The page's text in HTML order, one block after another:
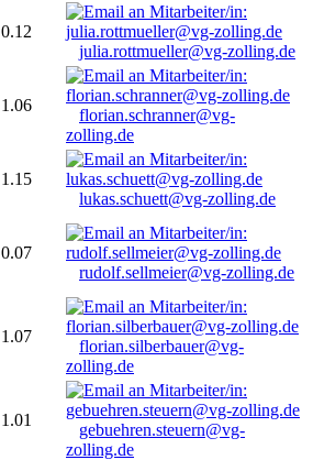
0.12
julia.rottmueller@vg-zolling.de
1.06
florian.schranner@vg-
zolling.de
1.15
lukas.schuett@vg-zolling.de
0.07
rudolf.sellmeier@vg-zolling.de
1.07
florian.silberbauer@vg-
zolling.de
1.01
gebuehren.steuern@vg-
zolling.de